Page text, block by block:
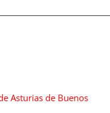
Asturias de Buenos